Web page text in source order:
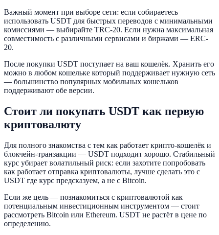
Важный момент при выборе сети: если собираетесь
использовать USDT для быстрых переводов с минимальными
комиссиями — выбирайте TRC-20. Если нужна максимальная
совместимость с различными сервисами и биржами — ERC-
20.
После покупки USDT поступает на ваш кошелёк. Хранить его
можно в любом кошельке который поддерживает нужную сеть
— большинство популярных мобильных кошельков
поддерживают обе версии.
Стоит ли покупать USDT как первую
криптовалюту
Для полного знакомства с тем как работает крипто-кошелёк и
блокчейн-транзакции — USDT подходит хорошо. Стабильный
курс убирает волатильный риск: если захотите попробовать
как работает отправка криптовалюты, лучше сделать это с
USDT где курс предсказуем, а не с Bitcoin.
Если же цель — познакомиться с криптовалютой как
потенциальным инвестиционным инструментом — стоит
рассмотреть Bitcoin или Ethereum. USDT не растёт в цене по
определению.